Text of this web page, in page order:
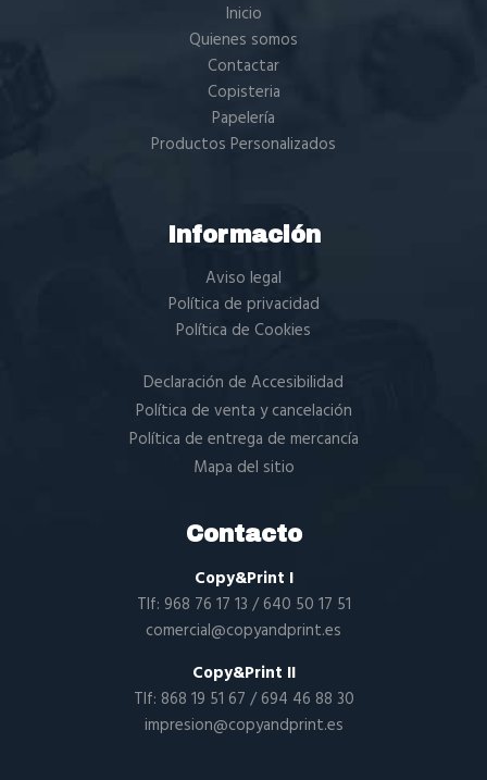
Inicio
Quienes somos
Contactar
Copisteria
Papelería
Productos Personalizados
Información
Aviso legal
Política de privacidad
Política de Cookies
Declaración de Accesibilidad
Política de venta y cancelación
Política de entrega de mercancía
Mapa del sitio
Contacto
Copy&Print I
Tlf: 968 76 17 13 /640 50 17 51
comercial@copyandprint.es
Copy&Print II
Tlf: 868 19 51 67 /694 46 88 30
impresion@copyandprint.es